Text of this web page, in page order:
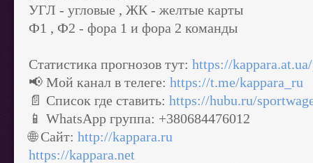
УГЛ - угловые , ЖК - желтые карты
Ф1 , Ф2 - фора 1 и фора 2 команды
Статистика прогнозов тут: https://
📢 Мой канал в телеге: https://t.me/kappara_ru
📄 Список где ставить: https://hubu.ru/
📱 WhatsApp группа: +380684476012
🌐 Сайт: http://kappara.ru
https://kappara.net